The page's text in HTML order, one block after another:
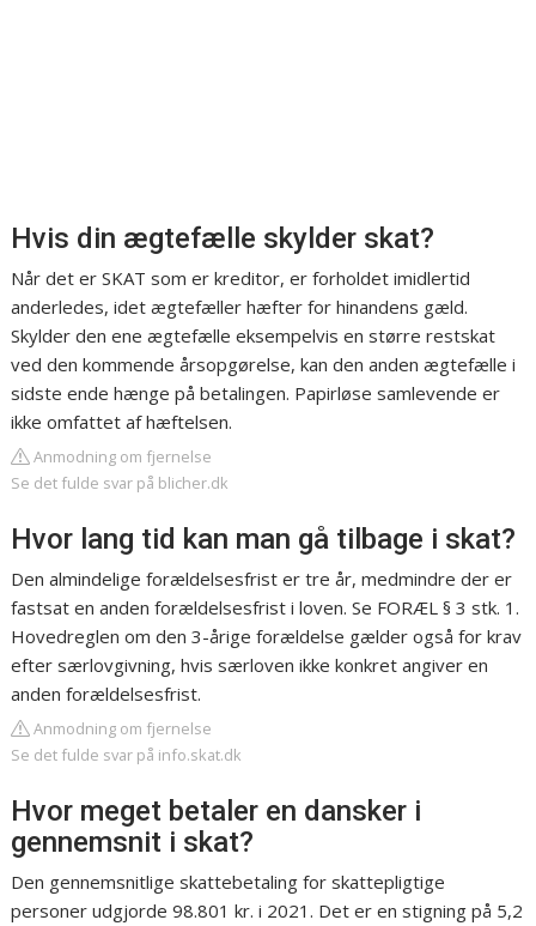
Hvis din ægtefælle skylder skat?
Når det er SKAT som er kreditor, er forholdet imidlertid
anderledes, idet ægtefæller hæfter for hinandens gæld.
Skylder den ene ægtefælle eksempelvis en større restskat
ved den kommende årsopgørelse, kan den anden ægtefælle i
sidste ende hænge på betalingen. Papirløse samlevende er
ikke omfattet af hæftelsen.
Anmodning om fjernelse
Se det fulde svar på blicher.dk
Hvor lang tid kan man gå tilbage i skat?
Den almindelige forældelsesfrist er tre år, medmindre der er
fastsat en anden forældelsesfrist i loven. Se FORÆL § 3 stk. 1.
Hovedreglen om den 3-årige forældelse gælder også for krav
efter særlovgivning, hvis særloven ikke konkret angiver en
anden forældelsesfrist.
Anmodning om fjernelse
Se det fulde svar på info.skat.dk
Hvor meget betaler en dansker i
gennemsnit i skat?
Den gennemsnitlige skattebetaling for skattepligtige
personer udgjorde 98.801 kr. i 2021. Det er en stigning på 5,2